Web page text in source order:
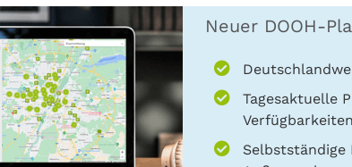
Neuer DOOH-
Tagesaktuelle
Verfügbarkeiten
Selbstständige